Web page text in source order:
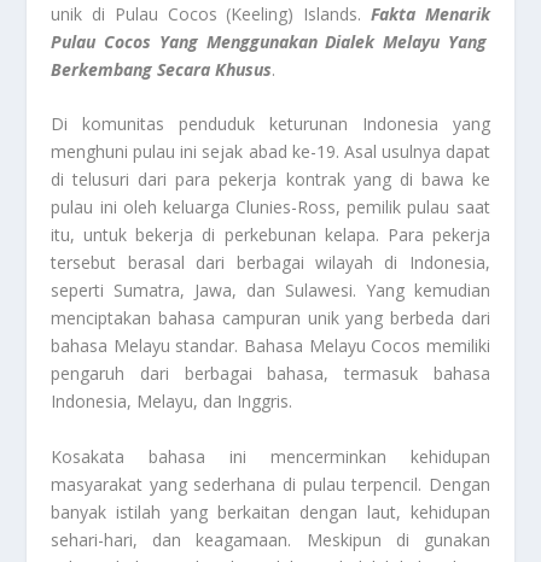
unik di Pulau Cocos (Keeling) Islands. Fakta Menarik
Pulau Cocos Yang Menggunakan Dialek Melayu Yang
Berkembang Secara Khusus.
Di komunitas penduduk keturunan Indonesia yang
menghuni pulau ini sejak abad ke-19. Asal usulnya dapat
di telusuri dari para pekerja kontrak yang di bawa ke
pulau ini oleh keluarga Clunies-Ross, pemilik pulau saat
itu, untuk bekerja di perkebunan kelapa. Para pekerja
tersebut berasal dari berbagai wilayah di Indonesia,
seperti Sumatra, Jawa, dan Sulawesi. Yang kemudian
menciptakan bahasa campuran unik yang berbeda dari
bahasa Melayu standar. Bahasa Melayu Cocos memiliki
pengaruh dari berbagai bahasa, termasuk bahasa
Indonesia, Melayu, dan Inggris.
Kosakata bahasa ini mencerminkan kehidupan
masyarakat yang sederhana di pulau terpencil. Dengan
banyak istilah yang berkaitan dengan laut, kehidupan
sehari-hari, dan keagamaan. Meskipun di gunakan